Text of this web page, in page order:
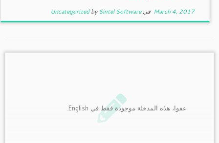
March 4, 2017 في UncategorizedbySintel Software
عفوا، هذه المدخلة موجودة فقط في English.